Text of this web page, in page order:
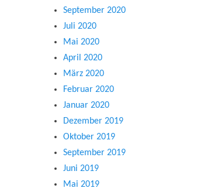
September 2020
Juli 2020
Mai 2020
April 2020
März 2020
Februar 2020
Januar 2020
Dezember 2019
Oktober 2019
September 2019
Juni 2019
Mai 2019